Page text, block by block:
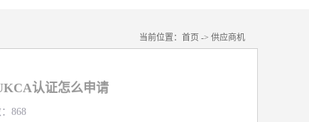
当前位置： 首页 -> 供应商机
认证怎么申请
868